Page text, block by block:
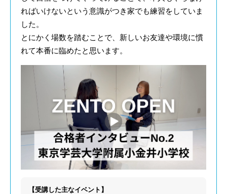
ればいけないという意識がつき家でも練習をしていま
した。
とにかく場数を踏むことで、新しいお友達や環境に慣
れて本番に臨めたと思います。
【受講した主なイベント】